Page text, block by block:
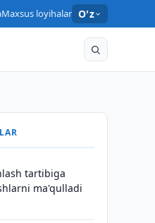
Maxsus loyihalar O'z
tartibiga
ma'qulladi